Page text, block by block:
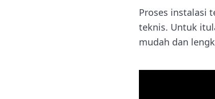
Proses instalasi
teknis. Untuk
mudah dan